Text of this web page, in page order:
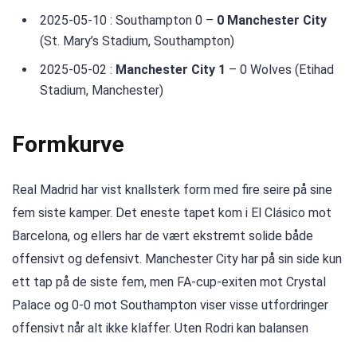
2025-05-10 : Southampton 0 – 0 Manchester City
(St. Mary’s Stadium, Southampton)
2025-05-02 : Manchester City 1 – 0 Wolves (Etihad
Stadium, Manchester)
Formkurve
Real Madrid har vist knallsterk form med fire seire på sine
fem siste kamper. Det eneste tapet kom i El Clásico mot
Barcelona, og ellers har de vært ekstremt solide både
offensivt og defensivt. Manchester City har på sin side kun
ett tap på de siste fem, men FA-cup-exiten mot Crystal
Palace og 0-0 mot Southampton viser visse utfordringer
offensivt når alt ikke klaffer. Uten Rodri kan balansen